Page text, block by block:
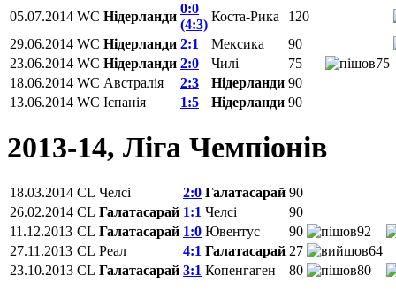
05.07.2014 WC Нідерланди
0:0
(4:3)
Коста-Рика
120
29.06.2014 WC Нідерланди 2:1 Мексика
90
23.06.2014 WC Нідерланди 2:0 Чилі 75
75
18.06.2014 WC Австралія 2:3 Нідерланди 90
13.06.2014 WC Іспанія 1:5 Нідерланди 90
2013-14, Ліга Чемпіонів
18.03.2014 CL Челсі 2:0 Галатасарай 90
26.02.2014 CL Галатасарай 1:1 Челсі
90
11.12.2013 CL Галатасарай 1:0 Ювентус 90
92
27.11.2013 CL Реал 4:1 Галатасарай 27
64
23.10.2013 CL Галатасарай 3:1 Копенгаген 80 80